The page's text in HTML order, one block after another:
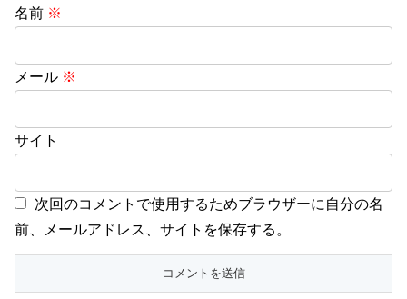
名前 ※
メール ※
サイト
次回のコメントで使用するためブラウザーに自分の名
前、メールアドレス、サイトを保存する。